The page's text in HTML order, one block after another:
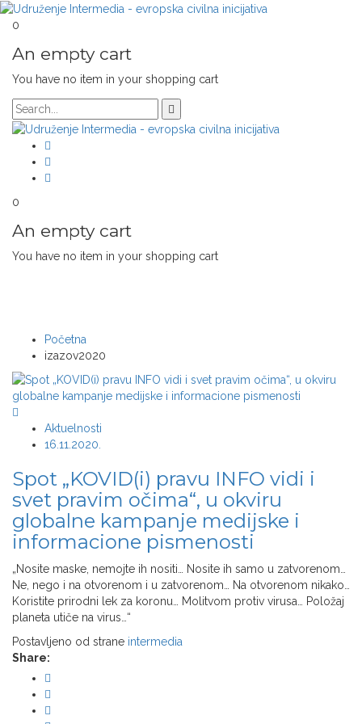
0
An empty cart
You have no item in your shopping cart
0
An empty cart
You have no item in your shopping cart
Početna
izazov2020
Aktuelnosti
16.11.2020.
Spot „KOVID(i) pravu INFO vidi i
svet pravim očima“, u okviru
globalne kampanje medijske i
informacione pismenosti
„Nosite maske, nemojte ih nositi… Nosite ih samo u zatvorenom…
Ne, nego i na otvorenom i u zatvorenom… Na otvorenom nikako…
Koristite prirodni lek za koronu… Molitvom protiv virusa… Položaj
planeta utiče na virus…“
Postavljeno od strane intermedia
Share: